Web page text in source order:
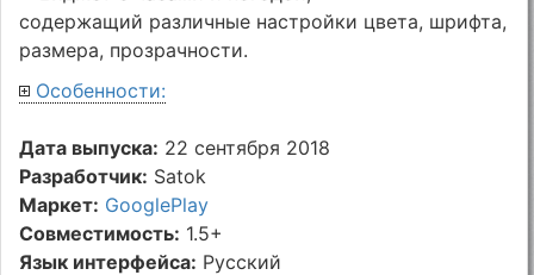
содержащий различные настройки цвета, шрифта,
размера, прозрачности.
Особенности:
Дата выпуска: 22 сентября 2018
Разработчик: Satok
Маркет: GooglePlay
Совместимость: 1.5+
Язык интерфейса: Русский